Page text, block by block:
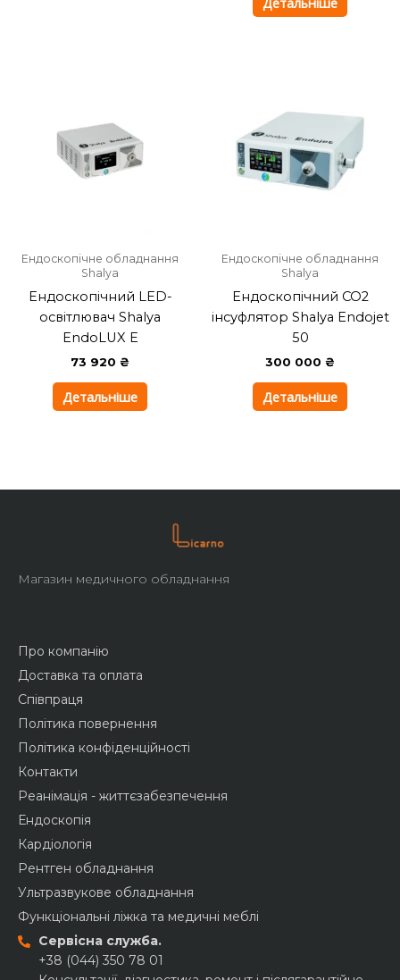
Ендоскопічне обладнання
Shalya
Ендоскопічний LED-
освітлювач Shalya
EndoLUX E
73 920 ₴
Детальніше
Ендоскопічне обладнання
Shalya
Ендоскопічний СО2
інсуфлятор Shalya Endojet
50
300 000 ₴
Детальніше
Магазин медичного обладнання
Про компанію
Доставка та оплата
Співпраця
Політика повернення
Політика конфіденційності
Контакти
Реанімація - життєзабезпечення
Ендоскопія
Кардіологія
Рентген обладнання
Ультразвукове обладнання
Функціональні ліжка та медичні меблі
Сервісна служба.
+38 (044) 350 78 01